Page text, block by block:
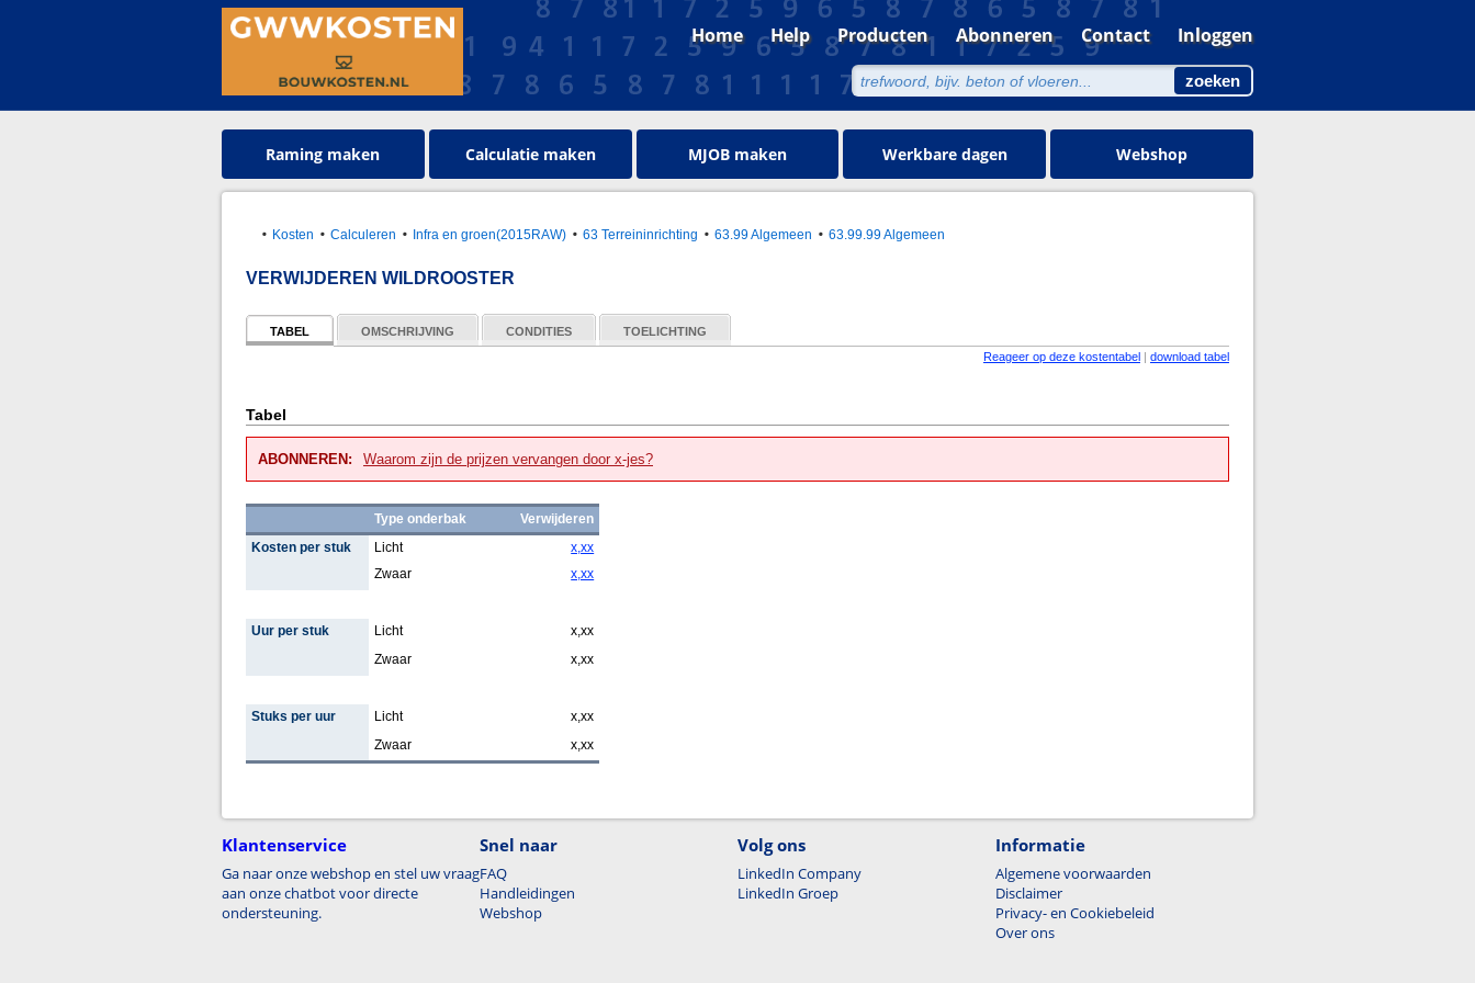
Home Help Producten Abonneren Contact Inloggen
Raming maken Calculatie maken MJOB maken Werkbare dagen Webshop
Kosten Calculeren Infra en groen(2015RAW) 63 Terreininrichting 63.99 Algemeen 63.99.99 Algemeen
VERWIJDEREN WILDROOSTER
TABEL OMSCHRIJVING CONDITIES
TOELICHTING
Reageer op deze kostentabel | download tabel
Tabel
ABONNEREN: Waarom zijn de prijzen vervangen door x-jes?
Type onderbak
Verwijderen
Kosten per stuk
Licht
x,xx
Zwaar
x,xx
Uur per stuk Licht
x,xx
Zwaar
x,xx
Stuks per uur Licht
x,xx
Zwaar
x,xx
Klantenservice
Ga naar onze webshop en stel uw vraag
aan onze chatbot voor directe
ondersteuning.
Snel naar
FAQ
Handleidingen
Webshop
Volg ons
LinkedIn Company
LinkedIn Groep
Informatie
Algemene voorwaarden
Disclaimer
Privacy- en Cookiebeleid
Over ons